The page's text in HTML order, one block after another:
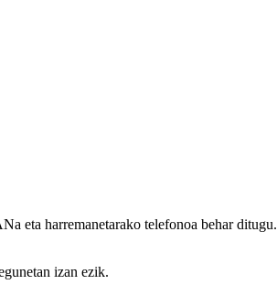
eta harremanetarako telefonoa behar ditugu.
izan ezik.